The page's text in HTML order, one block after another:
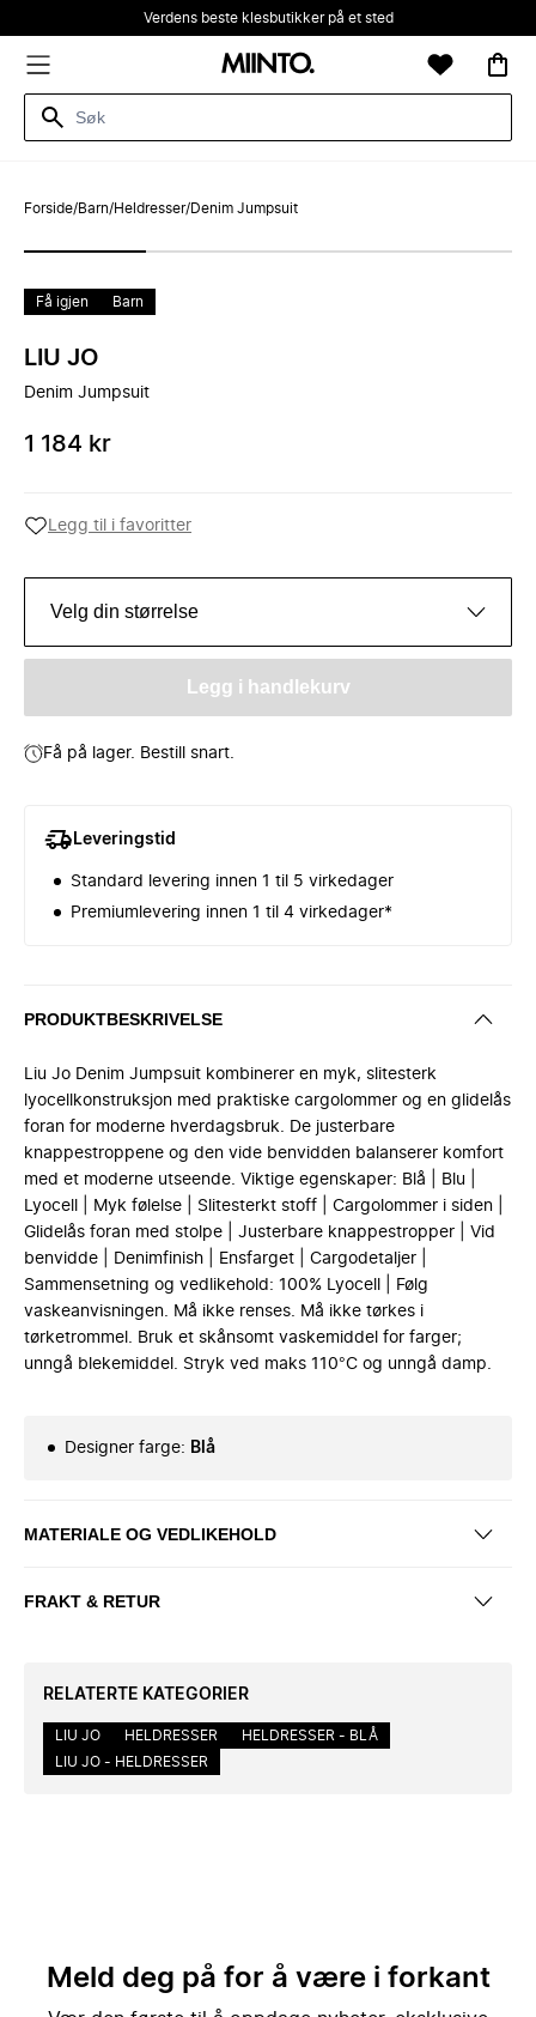
Verdens beste klesbutikker på et sted
Forside/Barn/Heldresser/Denim Jumpsuit
Få igjen Barn
LIU JO
Denim Jumpsuit
1 184 kr
Legg til i favoritter
Velg din størrelse
Legg i handlekurv
Få på lager. Bestill snart.
Leveringstid
Standard levering innen 1 til 5 virkedager
Premiumlevering innen 1 til 4 virkedager*
PRODUKTBESKRIVELSE
Liu Jo Denim Jumpsuit kombinerer en myk, slitesterk
lyocellkonstruksjon med praktiske cargolommer og en glidelås
foran for moderne hverdagsbruk. De justerbare
knappestroppene og den vide benvidden balanserer komfort
med et moderne utseende. Viktige egenskaper: Blå | Blu |
Lyocell | Myk følelse | Slitesterkt stoff | Cargolommer i siden |
Glidelås foran med stolpe | Justerbare knappestropper | Vid
benvidde | Denimfinish | Ensfarget | Cargodetaljer |
Sammensetning og vedlikehold: 100% Lyocell | Følg
vaskeanvisningen. Må ikke renses. Må ikke tørkes i
tørketrommel. Bruk et skånsomt vaskemiddel for farger;
unngå blekemiddel. Stryk ved maks 110°C og unngå damp.
Designer farge: Blå
MATERIALE OG VEDLIKEHOLD
FRAKT & RETUR
RELATERTE KATEGORIER
LIU JO HELDRESSER
HELDRESSER - BLÅ
LIU JO - HELDRESSER
Meld deg på for å være i forkant